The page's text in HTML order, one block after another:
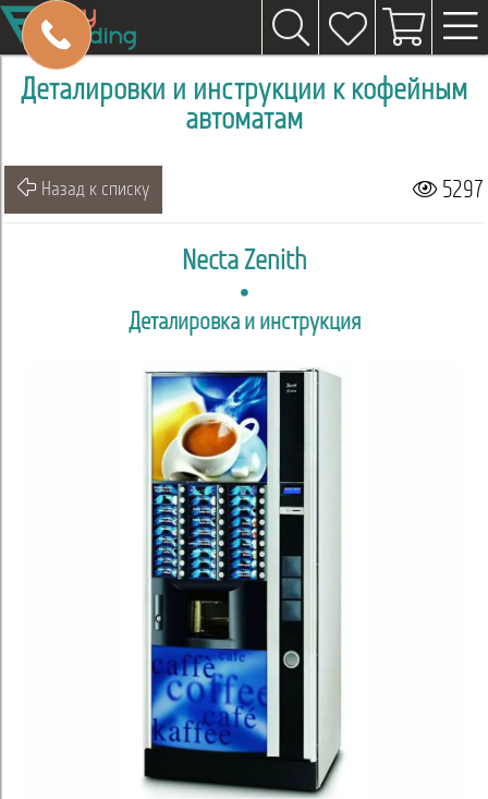
Деталировки и инструкции к кофейным
автоматам
Назад к списку 5297
Necta Zenith
Деталировка и инструкция